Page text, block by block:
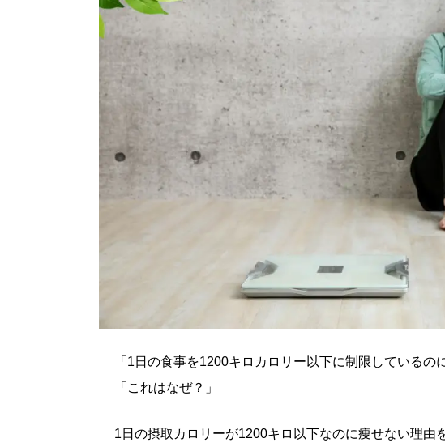
「1日の食事を1200キロカロリー以下に制限しているの
「これはなぜ？」
1日の摂取カロリーが1200キロ以下なのに痩せない理由